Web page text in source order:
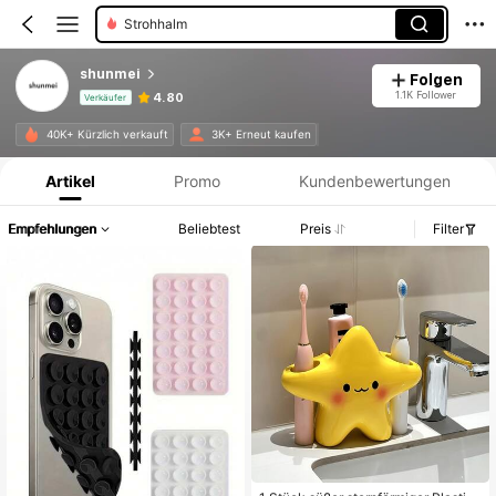
Strohhalm
shunmei
Verkäufer 4.80
Folgen
1.1K Follower
40K+ Kürzlich verkauft 3K+ Erneut kaufen
Produktinformation: Preisangabe, Verkaufs- und Lagerbestandsdetails.
Artikel Promo Kundenbewertungen
Empfehlungen Beliebtest Preis Filter